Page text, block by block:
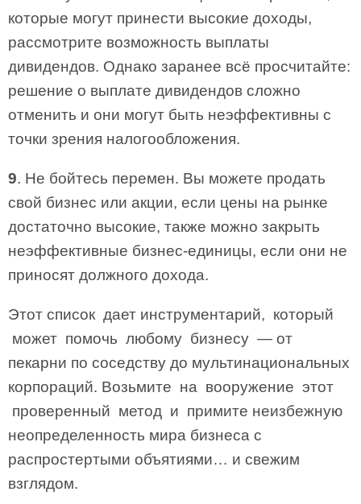
которые могут принести высокие доходы,
рассмотрите возможность выплаты
дивидендов. Однако заранее всё просчитайте:
решение о выплате дивидендов сложно
отменить и они могут быть неэффективны с
точки зрения налогообложения.
9. Не бойтесь перемен. Вы можете продать
свой бизнес или акции, если цены на рынке
достаточно высокие, также можно закрыть
неэффективные бизнес­-единицы, если они не
приносят должного дохода.
Этот список дает инструментарий, который
может помочь любому бизнесу — от
пекарни по соседству до мультинациональных
корпораций. Возьмите на вооружение этот
проверенный метод и примите неизбежную
неопределенность мира бизнеса с
распростертыми объятиями… и свежим
взглядом.